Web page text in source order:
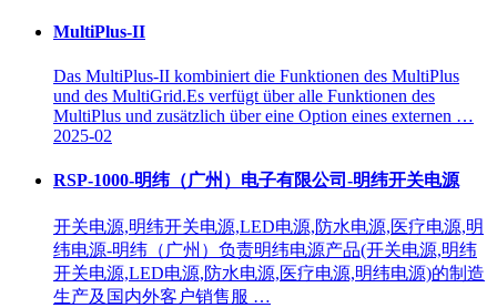
MultiPlus-II
Das MultiPlus-II kombiniert die Funktionen des MultiPlus
und des MultiGrid.Es verfügt über alle Funktionen des
MultiPlus und zusätzlich über eine Option eines externen …
2025-02
RSP-1000-明纬（广州）电子有限公司-明纬开关电源
开关电源,明纬开关电源,LED电源,防水电源,医疗电源,明
纬电源-明纬（广州）负责明纬电源产品(开关电源,明纬
开关电源,LED电源,防水电源,医疗电源,明纬电源)的制造
生产及国内外客户销售服 …